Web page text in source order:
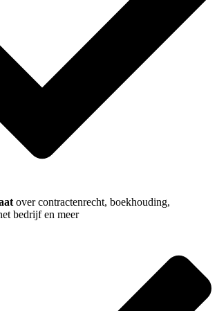
over contractenrecht, boekhouding,
bedrijf en meer